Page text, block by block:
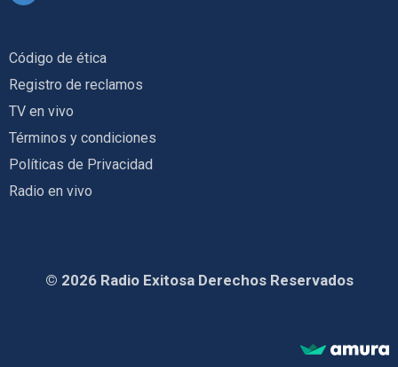
Código de ética
Registro de reclamos
TV en vivo
Términos y condiciones
Políticas de Privacidad
Radio en vivo
© 2026 Radio Exitosa Derechos Reservados